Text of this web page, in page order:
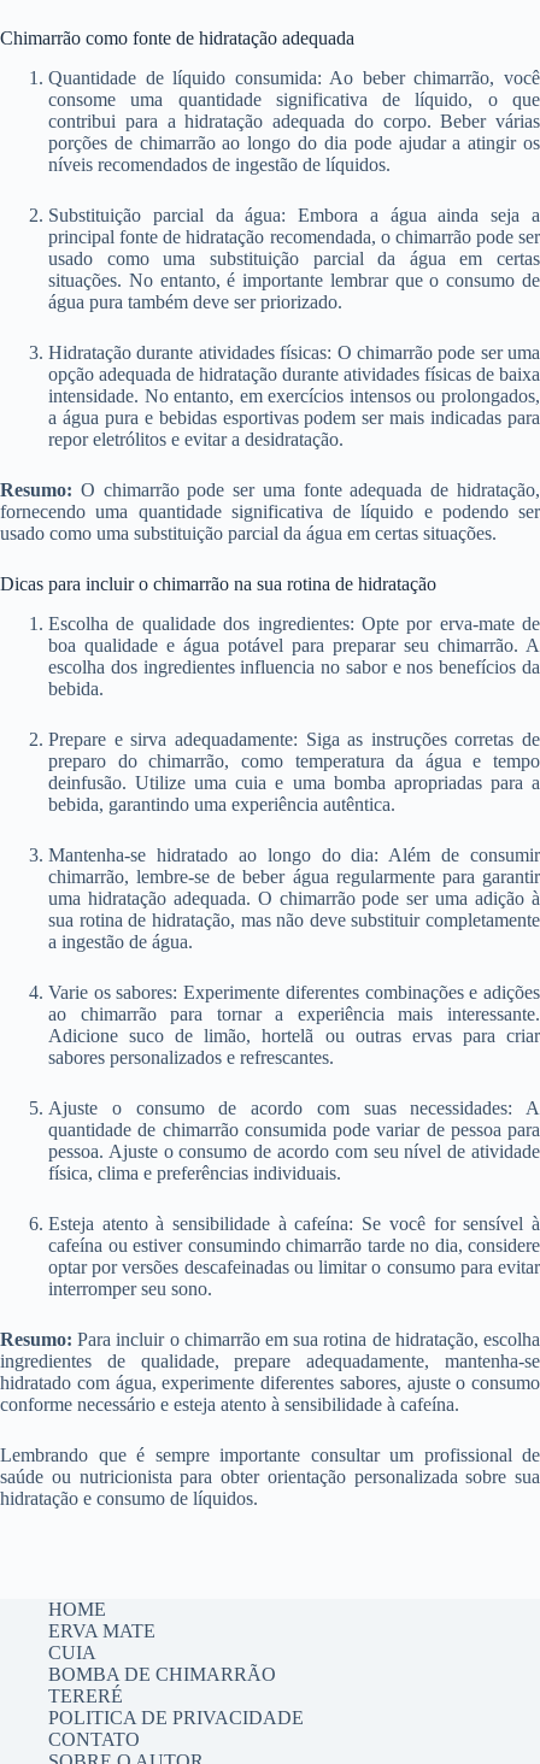
Chimarrão como fonte de hidratação adequada
Quantidade de líquido consumida: Ao beber chimarrão, você
consome uma quantidade significativa de líquido, o que
contribui para a hidratação adequada do corpo. Beber várias
porções de chimarrão ao longo do dia pode ajudar a atingir os
níveis recomendados de ingestão de líquidos.
Substituição parcial da água: Embora a água ainda seja a
principal fonte de hidratação recomendada, o chimarrão pode ser
usado como uma substituição parcial da água em certas
situações. No entanto, é importante lembrar que o consumo de
água pura também deve ser priorizado.
Hidratação durante atividades físicas: O chimarrão pode ser uma
opção adequada de hidratação durante atividades físicas de baixa
intensidade. No entanto, em exercícios intensos ou prolongados,
a água pura e bebidas esportivas podem ser mais indicadas para
repor eletrólitos e evitar a desidratação.
Resumo: O chimarrão pode ser uma fonte adequada de hidratação,
fornecendo uma quantidade significativa de líquido e podendo ser
usado como uma substituição parcial da água em certas situações.
Dicas para incluir o chimarrão na sua rotina de hidratação
Escolha de qualidade dos ingredientes: Opte por erva-mate de
boa qualidade e água potável para preparar seu chimarrão. A
escolha dos ingredientes influencia no sabor e nos benefícios da
bebida.
Prepare e sirva adequadamente: Siga as instruções corretas de
preparo do chimarrão, como temperatura da água e tempo
deinfusão. Utilize uma cuia e uma bomba apropriadas para a
bebida, garantindo uma experiência autêntica.
Mantenha-se hidratado ao longo do dia: Além de consumir
chimarrão, lembre-se de beber água regularmente para garantir
uma hidratação adequada. O chimarrão pode ser uma adição à
sua rotina de hidratação, mas não deve substituir completamente
a ingestão de água.
Varie os sabores: Experimente diferentes combinações e adições
ao chimarrão para tornar a experiência mais interessante.
Adicione suco de limão, hortelã ou outras ervas para criar
sabores personalizados e refrescantes.
Ajuste o consumo de acordo com suas necessidades: A
quantidade de chimarrão consumida pode variar de pessoa para
pessoa. Ajuste o consumo de acordo com seu nível de atividade
física, clima e preferências individuais.
Esteja atento à sensibilidade à cafeína: Se você for sensível à
cafeína ou estiver consumindo chimarrão tarde no dia, considere
optar por versões descafeinadas ou limitar o consumo para evitar
interromper seu sono.
Resumo: Para incluir o chimarrão em sua rotina de hidratação, escolha
ingredientes de qualidade, prepare adequadamente, mantenha-se
hidratado com água, experimente diferentes sabores, ajuste o consumo
conforme necessário e esteja atento à sensibilidade à cafeína.
Lembrando que é sempre importante consultar um profissional de
saúde ou nutricionista para obter orientação personalizada sobre sua
hidratação e consumo de líquidos.
HOME
ERVA MATE
CUIA
BOMBA DE CHIMARRÃO
TERERÉ
POLITICA DE PRIVACIDADE
CONTATO